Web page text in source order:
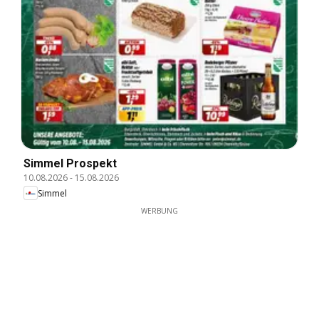
Simmel Prospekt
10.08.2026- 15.08.2026
Simmel
WERBUNG